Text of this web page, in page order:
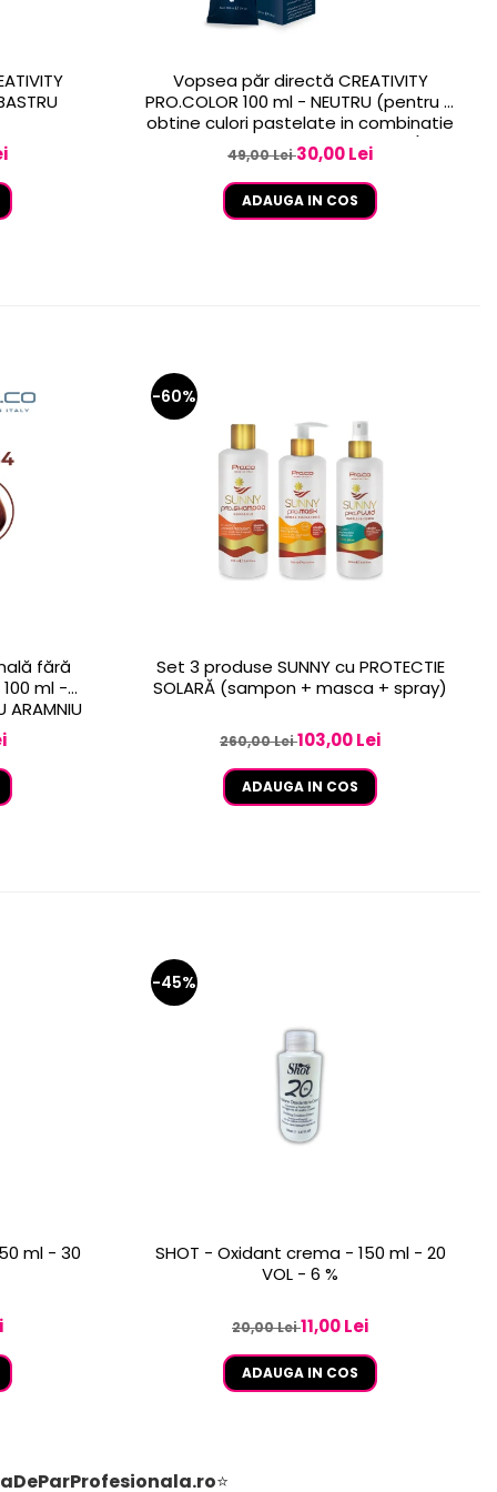
Vopsea păr directă CREATIVITY
PRO.COLOR 100 ml - NEUTRU (pentru a
obtine culori pastelate in combinatie
cu celelalte culori CREATIVITY)
49,00 Lei30,00 Lei
ADAUGA IN COS
fără
100 ml -
ARAMNIU
-60%
Set 3 produse SUNNY cu PROTECTIE
SOLARĂ (sampon + masca + spray)
260,00 Lei103,00 Lei
ADAUGA IN COS
ml - 30
-45%
SHOT - Oxidant crema - 150 ml - 20
VOL - 6 %
20,00 Lei11,00 Lei
ADAUGA IN COS
⭐